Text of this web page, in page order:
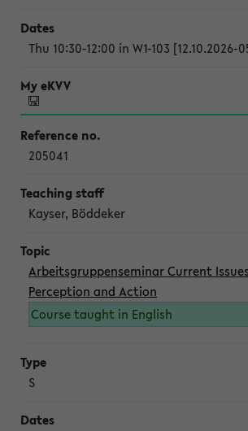
Thu 10:30-12:00 in W1-103 [12.10.2026-
205041
Kayser, Böddeker
Arbeitsgruppenseminar Current
Perception and Action
Course taught in English
S